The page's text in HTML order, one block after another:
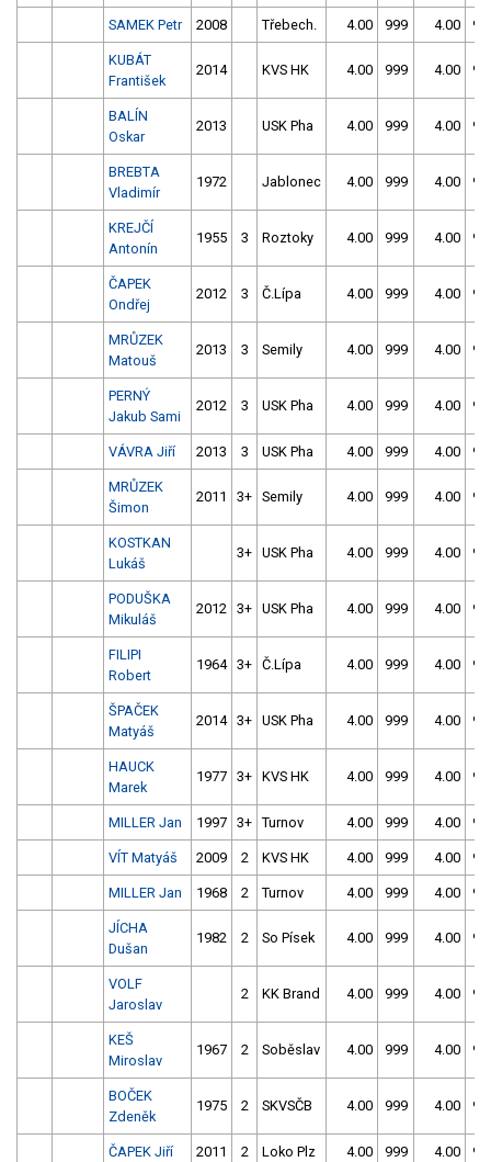
SAMEK Petr 2008 Třebech. 4.00 999 4.00
KUBÁT
František
2014 KVS HK 4.00 999 4.00
BALÍN
Oskar
2013 USK Pha 4.00 999 4.00
BREBTA
Vladimír
1972 Jablonec 4.00 999 4.00
KREJČÍ
Antonín
1955 3 Roztoky 4.00 999 4.00
ČAPEK
Ondřej
2012 3 Č.Lípa 4.00 999 4.00
MRŮZEK
Matouš
2013 3 Semily 4.00 999 4.00
PERNÝ
Jakub Sami
2012 3 USK Pha 4.00 999 4.00
VÁVRA Jiří 2013 3 USK Pha 4.00 999 4.00
MRŮZEK
Šimon
2011 3+ Semily 4.00 999 4.00
KOSTKAN
Lukáš
3+ USK Pha 4.00 999 4.00
PODUŠKA
Mikuláš
2012 3+ USK Pha 4.00 999 4.00
FILIPI
Robert
1964 3+ Č.Lípa 4.00 999 4.00
ŠPAČEK
Matyáš
2014 3+ USK Pha 4.00 999 4.00
HAUCK
Marek
1977 3+ KVS HK 4.00 999 4.00
MILLER Jan 1997 3+ Turnov 4.00 999 4.00
VÍT Matyáš 2009 2 KVS HK 4.00 999 4.00
MILLER Jan 1968 2 Turnov 4.00 999 4.00
JÍCHA
Dušan
1982 2 So Písek 4.00 999 4.00
VOLF
Jaroslav
2 KK Brand 4.00 999 4.00
KEŠ
Miroslav
1967 2 Soběslav 4.00 999 4.00
BOČEK
Zdeněk
1975 2 SKVSČB 4.00 999 4.00
ČAPEK Jiří 2011 2 Loko Plz 4.00 999 4.00